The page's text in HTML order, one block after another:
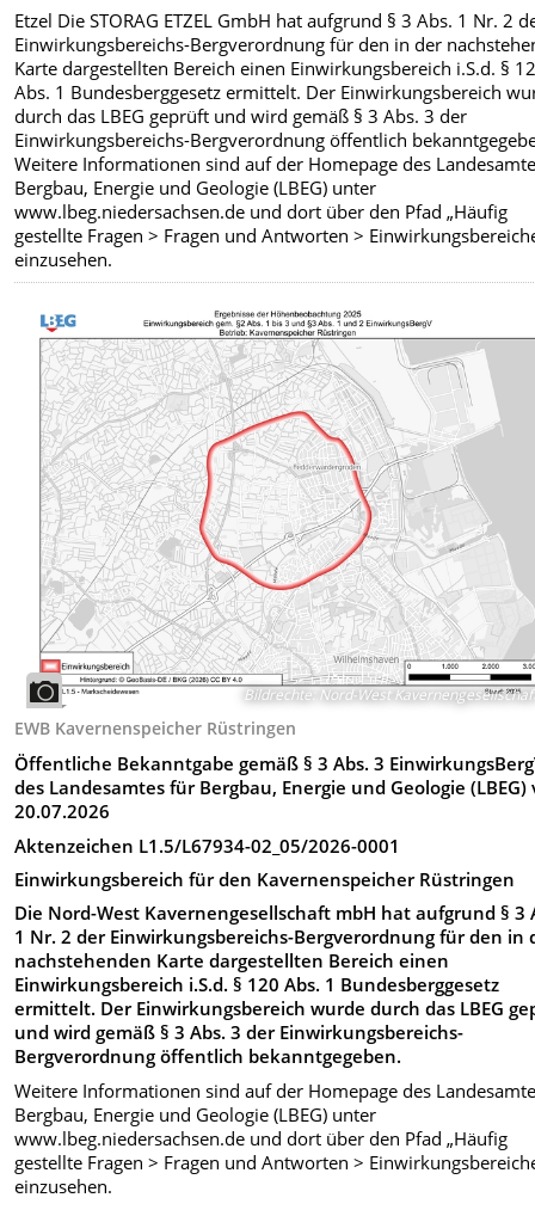
Etzel Die STORAG ETZEL GmbH hat aufgrund § 3 Abs. 1 Nr. 2
Einwirkungsbereichs-Bergverordnung für den in der
Karte dargestellten Bereich einen Einwirkungsbereich i.S.d. §
Abs. 1 Bundesberggesetz ermittelt. Der Einwirkungsbereich
durch das LBEG geprüft und wird gemäß § 3 Abs. 3 der
Einwirkungsbereichs-Bergverordnung öffentlich
Weitere Informationen sind auf der Homepage des
Bergbau, Energie und Geologie (LBEG) unter
www.lbeg.niedersachsen.de und dort über den Pfad „Häufig
gestellte Fragen > Fragen und Antworten >
einzusehen.
Bildrechte: Nord-West
EWB Kavernenspeicher Rüstringen
Öffentliche Bekanntgabe gemäß § 3 Abs. 3
des Landesamtes für Bergbau, Energie und Geologie (LBEG)
20.07.2026
Aktenzeichen L1.5/L67934-02_05/2026-0001
Einwirkungsbereich für den Kavernenspeicher Rüstringen
Die Nord-West Kavernengesellschaft mbH hat aufgrund § 3
1 Nr. 2 der Einwirkungsbereichs-Bergverordnung für den in
nachstehenden Karte dargestellten Bereich einen
Einwirkungsbereich i.S.d. § 120 Abs. 1 Bundesberggesetz
ermittelt. Der Einwirkungsbereich wurde durch das LBEG
und wird gemäß § 3 Abs. 3 der Einwirkungsbereichs-
Bergverordnung öffentlich bekanntgegeben.
Weitere Informationen sind auf der Homepage des
Bergbau, Energie und Geologie (LBEG) unter
www.lbeg.niedersachsen.de und dort über den Pfad „Häufig
gestellte Fragen > Fragen und Antworten >
einzusehen.